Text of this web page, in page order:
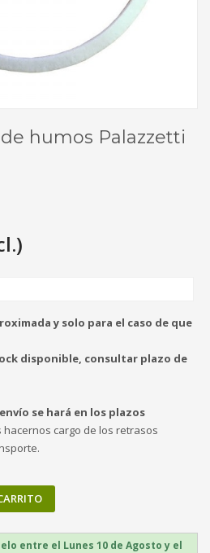
humos Palazzetti
y solo para el caso de que
disponible, consultar plazo de
se hará en los plazos
cargo de los retrasos
entre el Lunes 10 de Agosto y el